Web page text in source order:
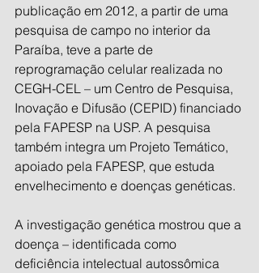
publicação em 2012, a partir de uma
pesquisa de campo no interior da
Paraíba, teve a parte de
reprogramação celular realizada no
CEGH-CEL – um Centro de Pesquisa,
Inovação e Difusão (CEPID) financiado
pela FAPESP na USP. A pesquisa
também integra um Projeto Temático,
apoiado pela FAPESP, que estuda
envelhecimento e doenças genéticas.
A investigação genética mostrou que a
doença – identificada como
deficiência intelectual autossômica